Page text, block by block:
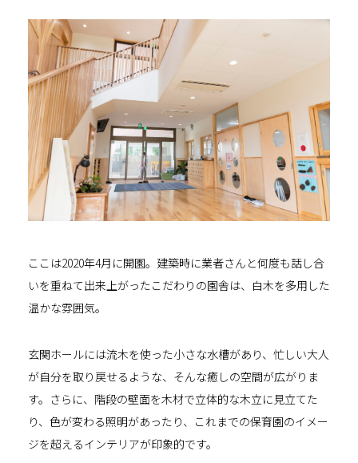
ここは2020年4月に開園。建築時に業者さんと何度も話し合
いを重ねて出来上がったこだわりの園舎は、白木を多用した
温かな雰囲気。
玄関ホールには流木を使った小さな水槽があり、忙しい大人
が自分を取り戻せるような、そんな癒しの空間が広がりま
す。さらに、階段の壁面を木材で立体的な木立に見立てた
り、色が変わる照明があったり、これまでの保育園のイメー
ジを超えるインテリアが印象的です。